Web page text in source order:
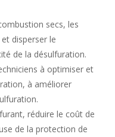
secs, les
disperser le
de la désulfuration.
à optimiser et
à améliorer
réduire le coût de
de la protection de